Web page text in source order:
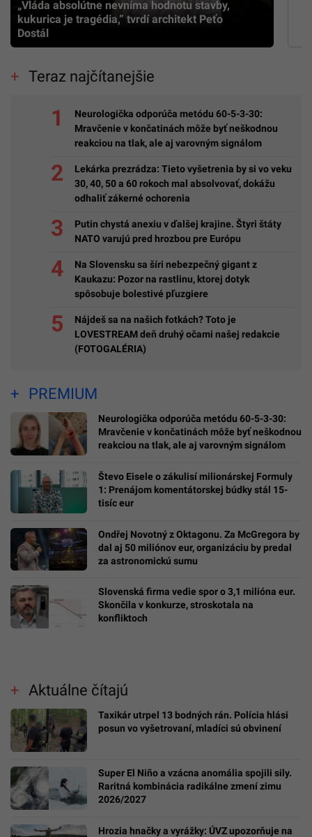
„Vláda absolútne nevníma hodnotu stavby,
kukurica je tragédia,” tvrdí architekt Peťo
Dostál
Teraz najčítanejšie
Neurologička odporúča metódu 60-5-3-30:
Mravčenie v končatinách môže byť neškodnou
reakciou na tlak, ale aj varovným signálom
Lekárka prezrádza: Tieto vyšetrenia by si vo veku
30, 40, 50 a 60 rokoch mal absolvovať, dokážu
odhaliť zákerné ochorenia
Putin chystá anexiu v ďalšej krajine. Štyri štáty
NATO varujú pred hrozbou pre Európu
Na Slovensku sa šíri nebezpečný gigant z
Kaukazu: Pozor na rastlinu, ktorej dotyk
spôsobuje bolestivé pľuzgiere
Nájdeš sa na našich fotkách? Toto je
LOVESTREAM deň druhý očami našej redakcie
(FOTOGALÉRIA)
PREMIUM
Neurologička odporúča metódu 60-5-3-30:
Mravčenie v končatinách môže byť neškodnou
reakciou na tlak, ale aj varovným signálom
Števo Eisele o zákulisí milionárskej Formuly
1: Prenájom komentátorskej búdky stál 15-
tisíc eur
Ondřej Novotný z Oktagonu. Za McGregora by
dal aj 50 miliónov eur, organizáciu by predal
za astronomickú sumu
Slovenská firma vedie spor o 3,1 milióna eur.
Skončila v konkurze, stroskotala na
konfliktoch
Aktuálne čítajú
Taxikár utrpel 13 bodných rán. Polícia hlási
posun vo vyšetrovaní, mladíci sú obvinení
Super El Niño a vzácna anomália spojili sily.
Raritná kombinácia radikálne zmení zimu
2026/2027
Hrozia hnačky a vyrážky: ÚVZ upozorňuje na